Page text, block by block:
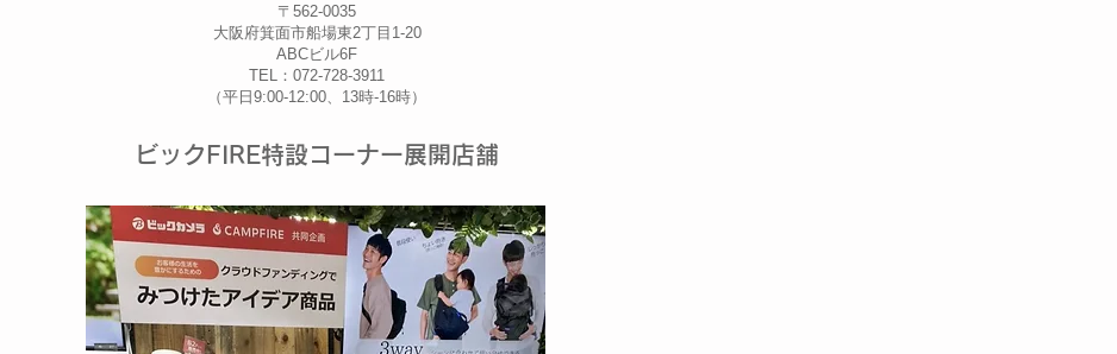
〒562-0035
大阪府箕面市船場東2丁目1-20
ABCビル6F
TEL：072-728-3911
（平日9:00-12:00、13時-16時）
ビックFIRE特設コーナー展開店舗